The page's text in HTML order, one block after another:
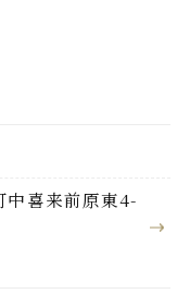
中喜来前原東4-